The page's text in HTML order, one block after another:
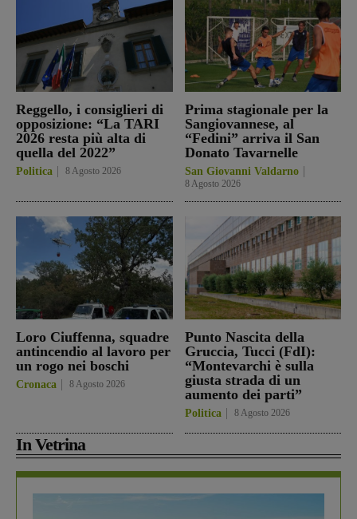
Reggello, i consiglieri di
opposizione: “La TARI
2026 resta più alta di
quella del 2022”
Politica 8 Agosto 2026
Prima stagionale per la
Sangiovannese, al
“Fedini” arriva il San
Donato Tavarnelle
San Giovanni Valdarno
8 Agosto 2026
Loro Ciuffenna, squadre
antincendio al lavoro per
un rogo nei boschi
Cronaca 8 Agosto 2026
Punto Nascita della
Gruccia, Tucci (FdI):
“Montevarchi è sulla
giusta strada di un
aumento dei parti”
Politica 8 Agosto 2026
In Vetrina